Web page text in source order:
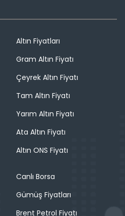
Altın Fiyatları
Gram Altın Fiyatı
Çeyrek Altın Fiyatı
Tam Altın Fiyatı
Yarım Altın Fiyatı
Ata Altın Fiyatı
Altın ONS Fiyatı
Canlı Borsa
Gümüş Fiyatları
Brent Petrol Fiyatı